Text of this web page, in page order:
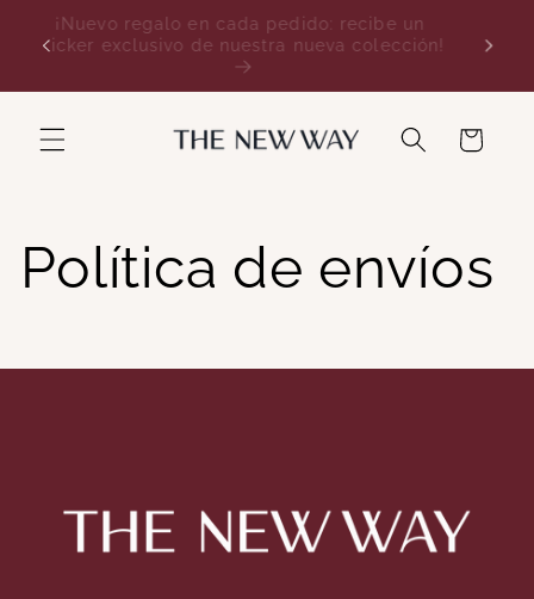
directamente
al contenido
¡Nuevo regalo en cada pedido: recibe un
sticker exclusivo de nuestra nueva colección!
Carrito
Política de envíos